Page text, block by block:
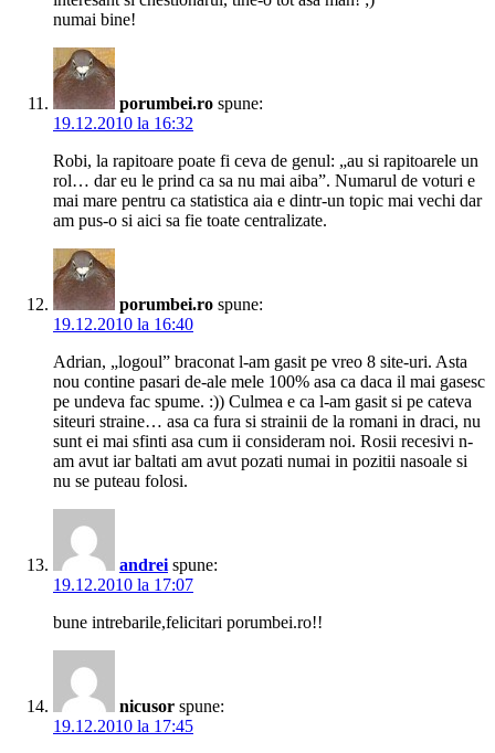
numai bine!
porumbei.ro spune:
19.12.2010 la 16:32
Robi, la rapitoare poate fi ceva de genul: „au si rapitoarele un
rol… dar eu le prind ca sa nu mai aiba”. Numarul de voturi e
mai mare pentru ca statistica aia e dintr-un topic mai vechi dar
am pus-o si aici sa fie toate centralizate.
porumbei.ro spune:
19.12.2010 la 16:40
Adrian, „logoul” braconat l-am gasit pe vreo 8 site-uri. Asta
nou contine pasari de-ale mele 100% asa ca daca il mai gasesc
pe undeva fac spume. :)) Culmea e ca l-am gasit si pe cateva
siteuri straine… asa ca fura si strainii de la romani in draci, nu
sunt ei mai sfinti asa cum ii consideram noi. Rosii recesivi n-
am avut iar baltati am avut pozati numai in pozitii nasoale si
nu se puteau folosi.
andrei spune:
19.12.2010 la 17:07
bune intrebarile,felicitari porumbei.ro!!
nicusor spune:
19.12.2010 la 17:45